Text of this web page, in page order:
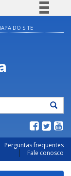
informação
DO SITE
Perguntas frequentes
Fale conosco